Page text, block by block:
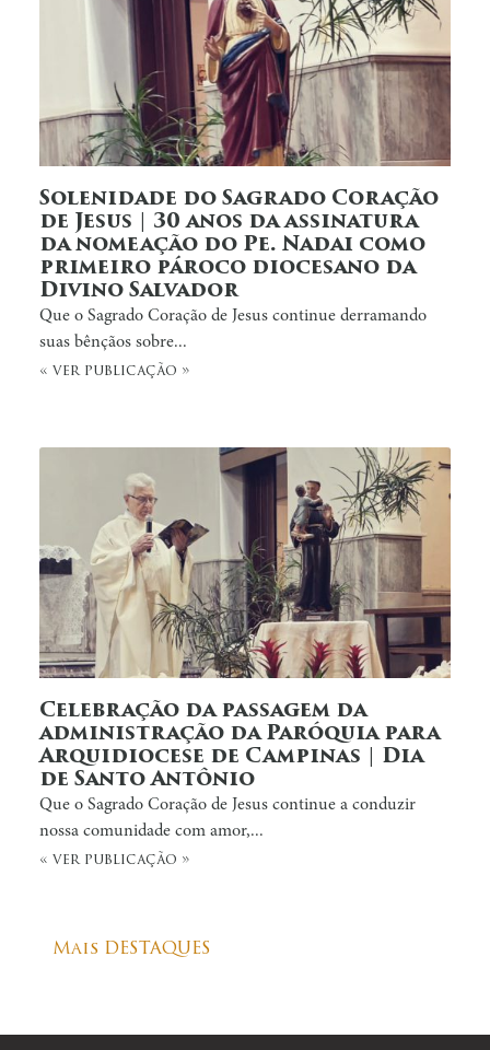
Solenidade do Sagrado Coração
de Jesus | 30 anos da assinatura
da nomeação do Pe. Nadai como
primeiro pároco diocesano da
Divino Salvador
Que o Sagrado Coração de Jesus continue derramando
suas bênçãos sobre...
« ver publicação »
Celebração da passagem da
administração da Paróquia para
Arquidiocese de Campinas | Dia
de Santo Antônio
Que o Sagrado Coração de Jesus continue a conduzir
nossa comunidade com amor,...
« ver publicação »
Mais DESTAQUES